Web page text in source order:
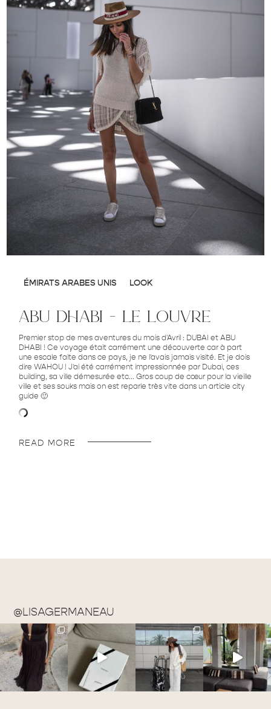
ÉMIRATS ARABES UNIS LOOK
abu dhabi – le louvre
Premier stop de mes aventures du mois d'Avril : DUBAI et ABU
DHABI ! Ce voyage était carrément une découverte car à part
une escale faite dans ce pays, je ne l'avais jamais visité. Et je dois
dire WAHOU ! J'ai été carrément impressionnée par Dubai, ces
building, sa ville démesurée etc... Gros coup de cœur pour la vieille
ville et ses souks mais on est reparle très vite dans un article city
guide 🙂
READ MORE
@LISAGERMANEAU